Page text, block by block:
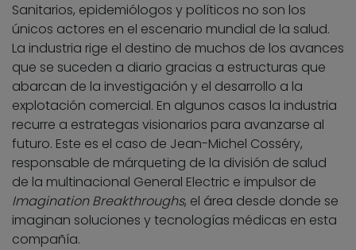
Sanitarios, epidemiólogos y políticos no son los
únicos actores en el escenario mundial de la salud.
La industria rige el destino de muchos de los avances
que se suceden a diario gracias a estructuras que
abarcan de la investigación y el desarrollo a la
explotación comercial. En algunos casos la industria
recurre a estrategas visionarios para avanzarse al
futuro. Este es el caso de Jean-Michel Cosséry,
responsable de márqueting de la división de salud
de la multinacional General Electric e impulsor de
Imagination Breakthroughs, el área desde donde se
imaginan soluciones y tecnologías médicas en esta
compañía.